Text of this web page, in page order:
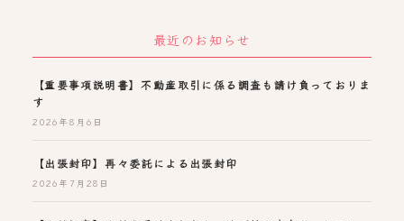
最近のお知らせ
【重要事項説明書】不動産取引に係る調査も請け負っておりま
す
2026年8月6日
【出張封印】再々委託による出張封印
2026年7月28日